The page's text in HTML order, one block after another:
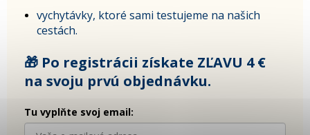
vychytávky, ktoré sami testujeme na našich
cestách.
🎁 Po registrácii získate ZĽAVU 4 €
na svoju prvú objednávku.
Tu vyplňte svoj email: